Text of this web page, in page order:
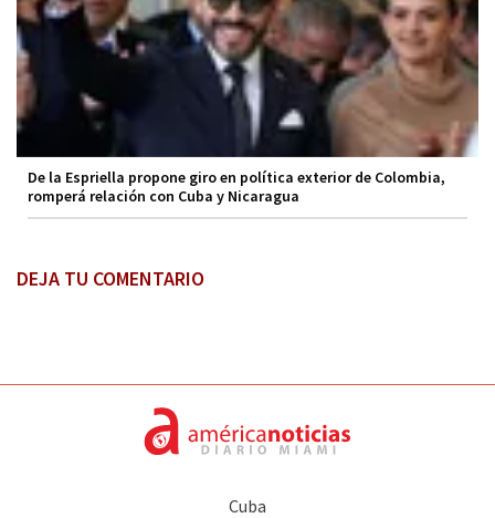
De la Espriella propone giro en política exterior de Colombia,
romperá relación con Cuba y Nicaragua
DEJA TU COMENTARIO
Cuba